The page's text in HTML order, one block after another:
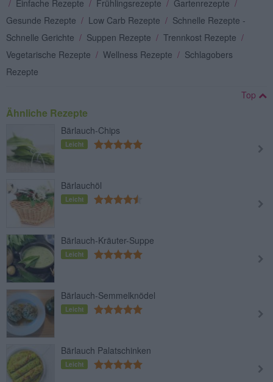
/ Einfache Rezepte / Frühlingsrezepte / Gartenrezepte /
Gesunde Rezepte / Low Carb Rezepte / Schnelle Rezepte -
Schnelle Gerichte / Suppen Rezepte / Trennkost Rezepte /
Vegetarische Rezepte / Wellness Rezepte / Schlagobers
Rezepte
Top
Ähnliche Rezepte
Bärlauch-Chips
Leicht
Bärlauchöl
Leicht
Bärlauch-Kräuter-Suppe
Leicht
Bärlauch-Semmelknödel
Leicht
Bärlauch Palatschinken
Leicht